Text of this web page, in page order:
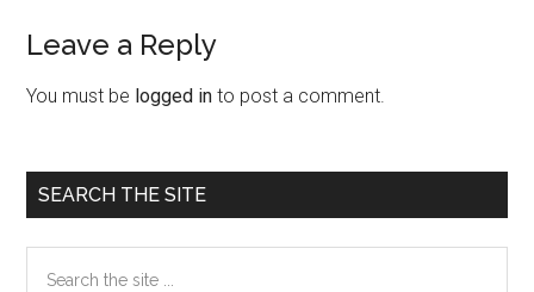
Reader
Interactions
Leave a Reply
You must be logged in to post a comment.
Primary
Sidebar
SEARCH THE SITE